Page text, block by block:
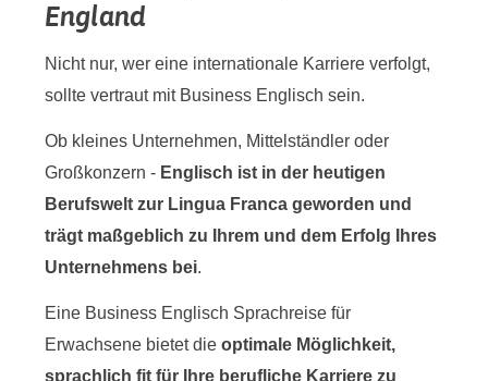
England
Nicht nur, wer eine internationale Karriere verfolgt,
sollte vertraut mit Business Englisch sein.
Ob kleines Unternehmen, Mittelständler oder
Großkonzern - Englisch ist in der heutigen
Berufswelt zur Lingua Franca geworden und
trägt maßgeblich zu Ihrem und dem Erfolg Ihres
Unternehmens bei.
Eine Business Englisch Sprachreise für
Erwachsene bietet die optimale Möglichkeit,
sprachlich fit für Ihre berufliche Karriere zu